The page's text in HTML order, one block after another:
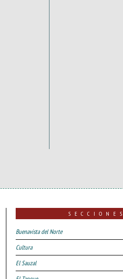
SECCIONES
Buenavista del Norte
Cultura
El Sauzal